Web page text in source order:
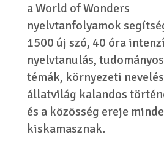
a World of Wonders
nyelvtanfolyamok
1500 új szó, 40 óra
nyelvtanulás, tudományos
témák, környezeti
állatvilág kalandos
és a közösség ereje
kiskamasznak.